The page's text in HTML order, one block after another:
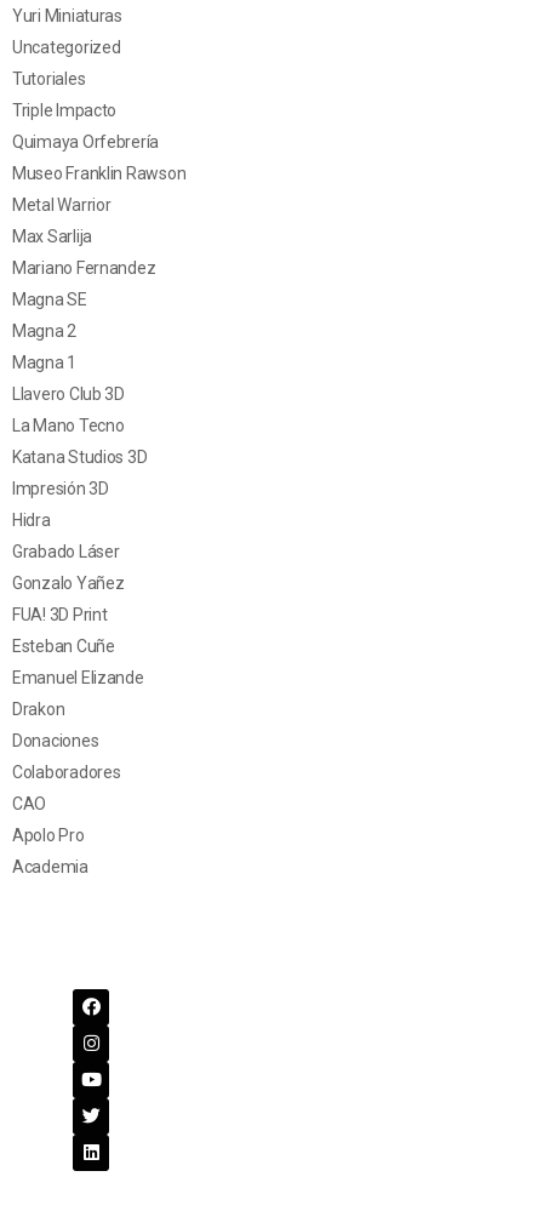
Yuri Miniaturas
Uncategorized
Tutoriales
Triple Impacto
Quimaya Orfebrería
Museo Franklin Rawson
Metal Warrior
Max Sarlija
Mariano Fernandez
Magna SE
Magna 2
Magna 1
Llavero Club 3D
La Mano Tecno
Katana Studios 3D
Impresión 3D
Hidra
Grabado Láser
Gonzalo Yañez
FUA! 3D Print
Esteban Cuñe
Emanuel Elizande
Drakon
Donaciones
Colaboradores
CAO
Apolo Pro
Academia